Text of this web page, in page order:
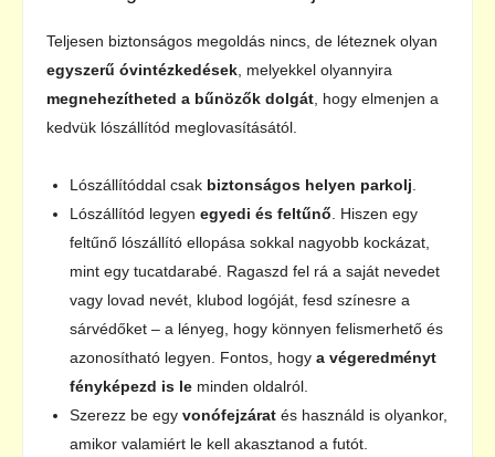
Teljesen biztonságos megoldás nincs, de léteznek olyan
egyszerű óvintézkedések , melyekkel olyannyira
megnehezítheted a bűnözők dolgát , hogy elmenjen a
kedvük lószállítód meglovasításától.
Lószállítóddal csak biztonságos helyen parkolj
Lószállítód legyen egyedi és feltűnő . Hiszen egy
feltűnő lószállító ellopása sokkal nagyobb kockázat,
mint egy tucatdarabé. Ragaszd fel rá a saját nevedet
vagy lovad nevét, klubod logóját, fesd színesre a
sárvédőket – a lényeg, hogy könnyen felismerhető és
azonosítható legyen. Fontos, hogy a végeredményt
fényképezd is le minden oldalról.
Szerezz be egy vonófejzárat és használd is olyankor,
amikor valamiért le kell akasztanod a futót.